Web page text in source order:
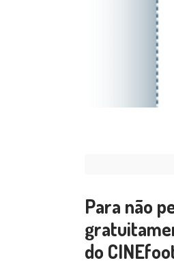
Para não
do